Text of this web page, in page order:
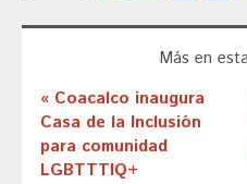
Más en
« Coacalco inaugura
Casa de la Inclusión
para comunidad
LGBTTTIQ+